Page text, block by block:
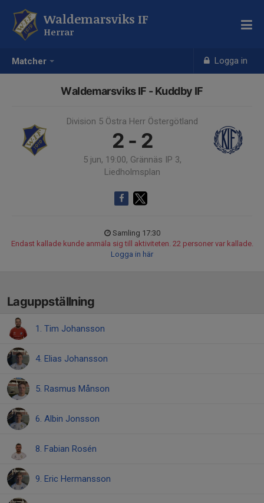
Matcher Logga in
Waldemarsviks IF
Herrar
Waldemarsviks IF - Kuddby IF
Division 5 Östra Herr Östergötland
2 - 2
5 jun, 19:00, Grännäs IP 3,
Liedholmsplan
Samling 17:30
Endast kallade kunde anmäla sig till aktiviteten. 22 personer var kallade.
Logga in här
Laguppställning
1. Tim Johansson
4. Elias Johansson
5. Rasmus Månson
6. Albin Jonsson
8. Fabian Rosén
9. Eric Hermansson